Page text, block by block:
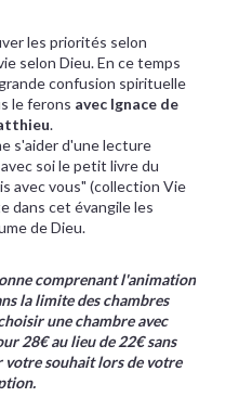
les priorités selon
selon Dieu. En ce temps
confusion spirituelle
le ferons avec Ignace de
.
s'aider d'une lecture
soi le petit livre du
avec vous" (collection Vie
dans cet évangile les
de Dieu.
comprenant l'animation
la limite des chambres
une chambre avec
28€ au lieu de 22€ sans
votre souhait lors de votre